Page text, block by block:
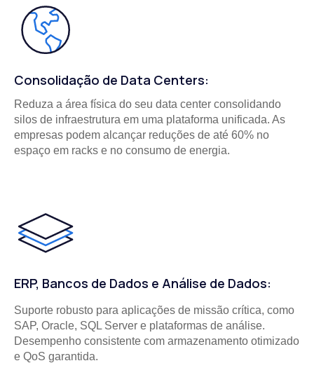
Consolidação de Data Centers:
Reduza a área física do seu data center consolidando
silos de infraestrutura em uma plataforma unificada. As
empresas podem alcançar reduções de até 60% no
espaço em racks e no consumo de energia.
ERP, Bancos de Dados e Análise de Dados:
Suporte robusto para aplicações de missão crítica, como
SAP, Oracle, SQL Server e plataformas de análise.
Desempenho consistente com armazenamento otimizado
e QoS garantida.